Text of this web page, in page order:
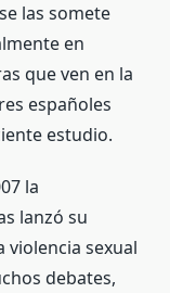
las somete
en
que ven en la
españoles
estudio.
la
lanzó su
sexual
debates,